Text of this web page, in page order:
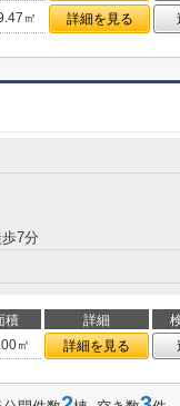
㎡ 詳細を見る
歩7分
積 詳細
㎡ 詳細を見る